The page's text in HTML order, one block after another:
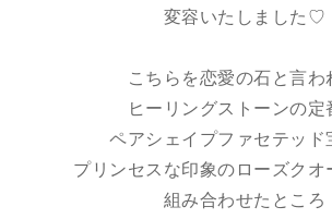
変容いたしました♡
こちらを恋愛の石と言わ
ヒーリングストーンの定
ペアシェイプファセテッド
プリンセスな印象のローズクオ
組み合わせたところ